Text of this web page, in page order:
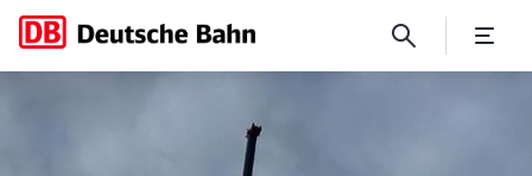
Deutsche Bahn montiert